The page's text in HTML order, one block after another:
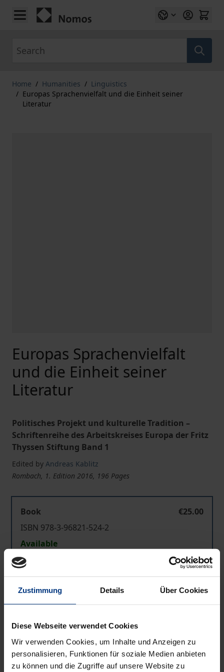
Zustimmung Details Über Cookies
Diese Webseite verwendet Cookies
Wir verwenden Cookies, um Inhalte und Anzeigen zu
personalisieren, Funktionen für soziale Medien anbieten
zu können und die Zugriffe auf unsere Website zu
Skip to Content
Home / Humanities / Linguistics
/ Europas Sprachenvielfalt und die Einheit seiner
Literatur
Europas Sprachenvielfalt
und die Einheit seiner
Literatur
Politisches Projekt und kulturelle Tradition –
Schriftenreihe des Arbeitskreises Europa der Fritz
Thyssen Stiftung Band 1
Edited by Andreas Kablitz
Rombach, 1. Edition 2016, 196 Pages
Book
€25.00
ISBN 978-3-96821-524-2
Available
Prices include VAT. Depending on the delivery address, VAT
may vary at checkout.
Delivery cost notice